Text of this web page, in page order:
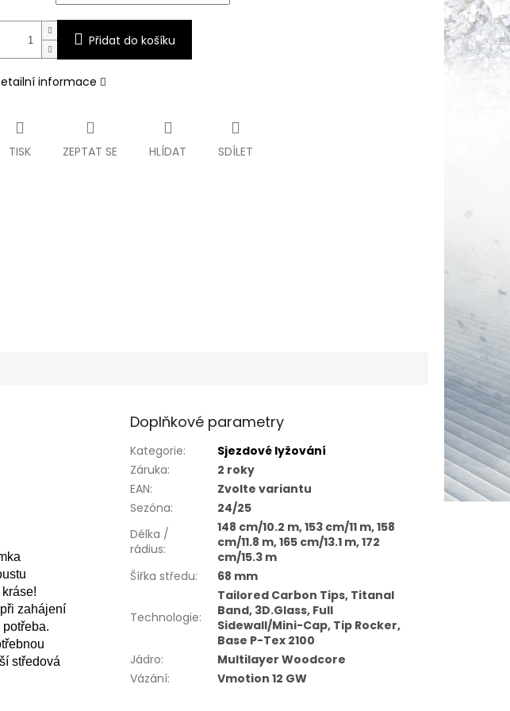
Přidat do košíku
informace
TISK ZEPTAT SE HLÍDAT SDÍLET
zahájení
středová
Doplňkové parametry
Kategorie:
Sjezdové lyžování
Záruka:
2 roky
EAN:
Zvolte variantu
Sezóna:
24/25
Délka /
rádius:
148 cm/10.2 m, 153 cm/11 m, 158
cm/11.8 m, 165 cm/13.1 m, 172
cm/15.3 m
Šířka středu: 68 mm
Technologie:
Tailored Carbon Tips, Titanal
Band, 3D.Glass, Full
Sidewall/Mini-Cap, Tip Rocker,
Base P-Tex 2100
Jádro:
Multilayer Woodcore
Vázání: Vmotion 12 GW